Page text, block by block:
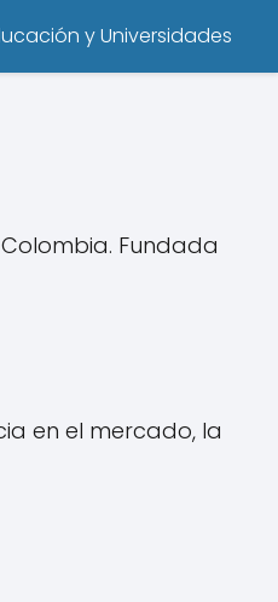
y Universidades
Colombia. Fundada
en el mercado, la